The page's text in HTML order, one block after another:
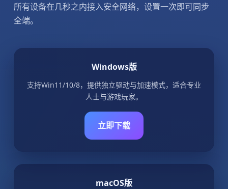
所有设备在几秒之内接入安全网络，设置一次即可同步
全端。
Windows版
支持Win11/10/8，提供独立驱动与加速模式，适合专业
人士与游戏玩家。
立即下载
macOS版